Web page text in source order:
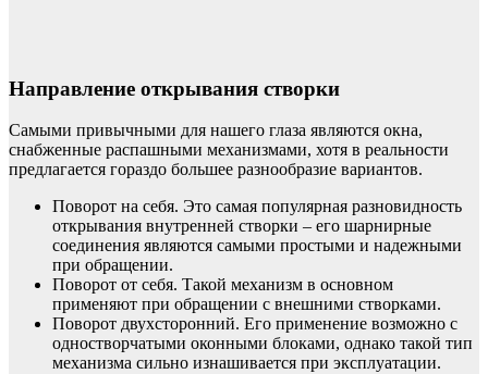
Направление открывания створки
Самыми привычными для нашего глаза являются окна,
снабженные распашными механизмами, хотя в реальности
предлагается гораздо большее разнообразие вариантов.
Поворот на себя. Это самая популярная разновидность
открывания внутренней створки – его шарнирные
соединения являются самыми простыми и надежными
при обращении.
Поворот от себя. Такой механизм в основном
применяют при обращении с внешними створками.
Поворот двухсторонний. Его применение возможно с
одностворчатыми оконными блоками, однако такой тип
механизма сильно изнашивается при эксплуатации.